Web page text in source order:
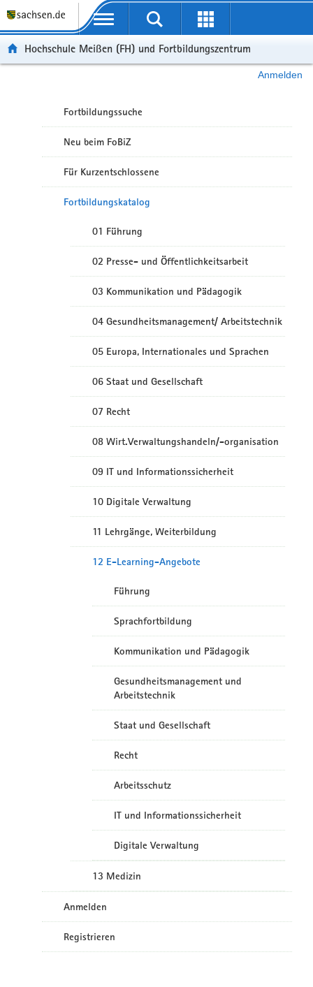
Portalübergreifende Navigation
Hochschule Meißen (FH) und Fortbildungszentrum
Anmelden
Fortbildungssuche
Neu beim FoBiZ
Für Kurzentschlossene
Fortbildungskatalog
01 Führung
02 Presse- und Öffentlichkeitsarbeit
03 Kommunikation und Pädagogik
04 Gesundheitsmanagement/ Arbeitstechnik
05 Europa, Internationales und Sprachen
06 Staat und Gesellschaft
07 Recht
08 Wirt.Verwaltungshandeln/-organisation
09 IT und Informationssicherheit
10 Digitale Verwaltung
11 Lehrgänge, Weiterbildung
12 E-Learning-Angebote
Führung
Sprachfortbildung
Kommunikation und Pädagogik
Gesundheitsmanagement und
Arbeitstechnik
Staat und Gesellschaft
Recht
Arbeitsschutz
IT und Informationssicherheit
Digitale Verwaltung
13 Medizin
Anmelden
Registrieren